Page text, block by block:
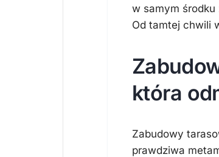
w samym środku
Od tamtej chwili
która
Zabudowy
prawdziwa